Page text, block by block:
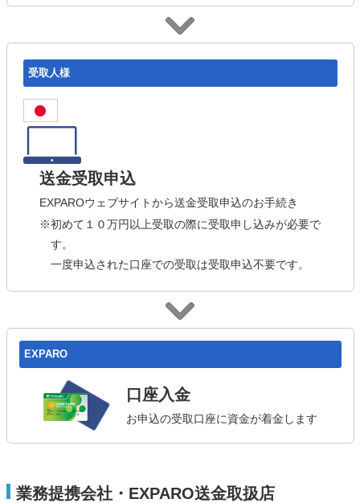
受取人様
送金受取申込
EXPAROウェブサイトから送金受取申込のお手続き
※初めて１０万円以上受取の際に受取申し込みが必要で
す。
一度申込された口座での受取は受取申込不要です。
EXPARO
口座入金
お申込の受取口座に資金が着金します
業務提携会社・EXPARO送金取扱店